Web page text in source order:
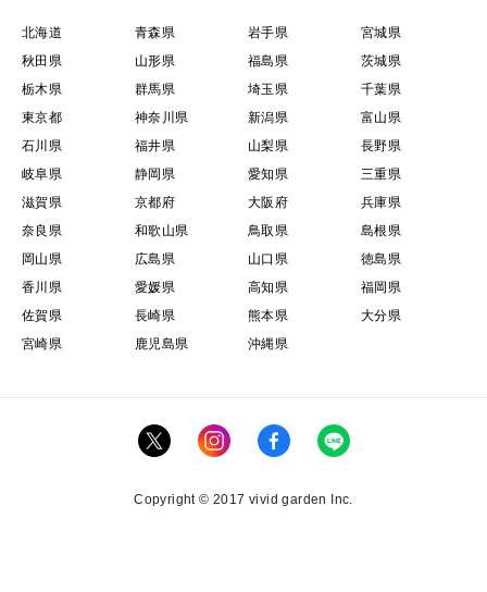
北海道 青森県 岩手県
宮城県
秋田県
山形県 福島県
茨城県
栃木県
群馬県 埼玉県
千葉県
東京都
神奈川県 新潟県
富山県
石川県
福井県 山梨県
長野県
岐阜県
静岡県 愛知県
三重県
滋賀県
京都府 大阪府
兵庫県
奈良県
和歌山県 鳥取県
島根県
岡山県
広島県 山口県
徳島県
香川県
愛媛県 高知県
福岡県
佐賀県
長崎県 熊本県
大分県
宮崎県
鹿児島県 沖縄県
Copyright © 2017 vivid garden Inc.